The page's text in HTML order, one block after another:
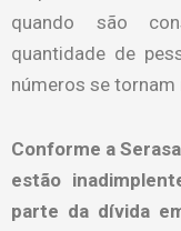
quando são
quantidade de
números se
Conforme a
estão
parte da dívida